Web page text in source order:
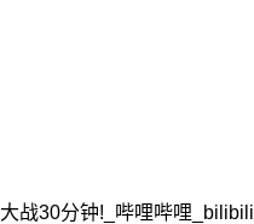
大战30分钟!_哔哩哔哩_bilibili